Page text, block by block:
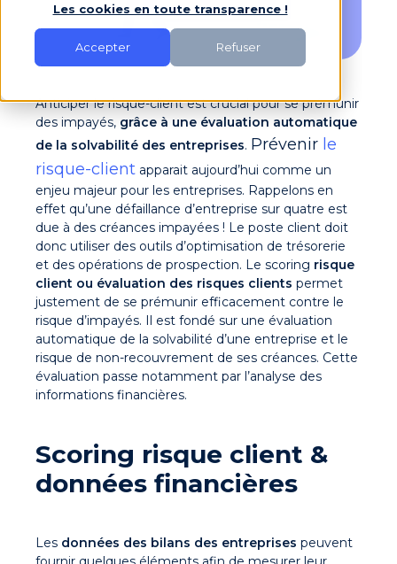
Les cookies en toute transparence !
Accepter Refuser
Anticiper le risque-client est crucial pour se prémunir
des impayés, grâce à une évaluation automatique
de la solvabilité des entreprises. Prévenir le
risque-client apparait aujourd’hui comme un
enjeu majeur pour les entreprises. Rappelons en
effet qu’une défaillance d’entreprise sur quatre est
due à des créances impayées ! Le poste client doit
donc utiliser des outils d’optimisation de trésorerie
et des opérations de prospection. Le scoring risque
client ou évaluation des risques clients permet
justement de se prémunir efficacement contre le
risque d’impayés. Il est fondé sur une évaluation
automatique de la solvabilité d’une entreprise et le
risque de non-recouvrement de ses créances. Cette
évaluation passe notamment par l’analyse des
informations financières.
Scoring risque client &
données financières
Les données des bilans des entreprises peuvent